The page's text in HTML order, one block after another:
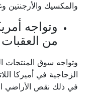
والمكسيك والأرجنتين
وتواجه
من العقبات
وتواجه سوق المنتجات
الزجاجية في أميركا
في ذلك نقص الأراضي